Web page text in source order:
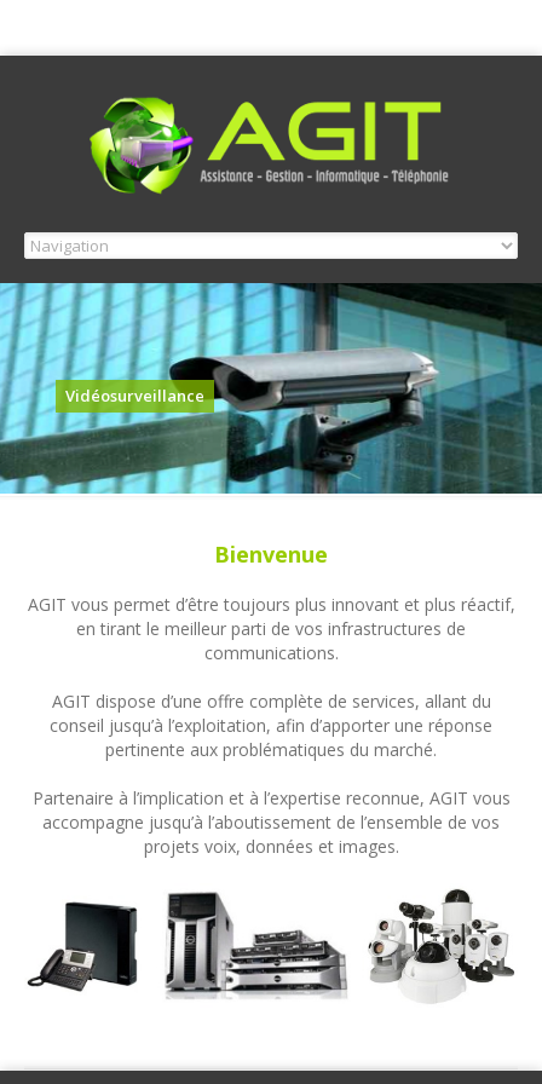
Vidéosurveillance
Bienvenue
AGIT vous permet d’être toujours plus innovant et plus réactif,
en tirant le meilleur parti de vos infrastructures de
communications.
AGIT dispose d’une offre complète de services, allant du
conseil jusqu’à l’exploitation, afin d’apporter une réponse
pertinente aux problématiques du marché.
Partenaire à l’implication et à l’expertise reconnue, AGIT vous
accompagne jusqu’à l’aboutissement de l’ensemble de vos
projets voix, données et images.